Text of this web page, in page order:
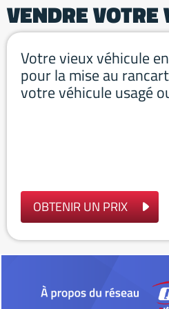
VENDRE VOTRE
Votre vieux véhicule
pour la mise au
votre véhicule usagé
OBTENIR UN PRIX